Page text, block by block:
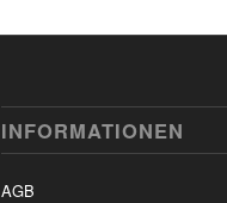
INFORMATIONEN
AGB